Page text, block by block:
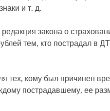
и т. д.
закона о
тем, кто пострадал в
тех, кому был причинен
пострадавшему, ее